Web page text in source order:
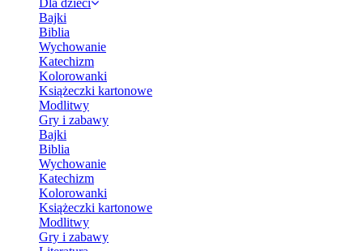
Dla dzieci
Bajki
Biblia
Wychowanie
Katechizm
Kolorowanki
Książeczki kartonowe
Modlitwy
Gry i zabawy
Bajki
Biblia
Wychowanie
Katechizm
Kolorowanki
Książeczki kartonowe
Modlitwy
Gry i zabawy